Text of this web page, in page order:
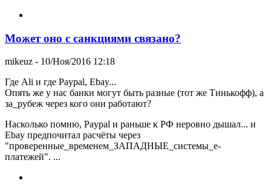
Может оно с санкциями связано?
mikeuz - 10/Ноя/2016 12:18
Где Ali и где Paypal, Ebay...
Опять же у нас банки могут быть разные (тот же Тинькофф), а
за_рубеж через кого они работают?
Насколько помню, Paypal и раньше к РФ неровно дышал... и
Ebay предпочитал расчёты через
"проверенные_временем_ЗАПАДНЫЕ_системы_е-
платежей". ...